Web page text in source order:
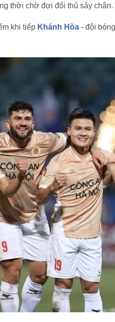
thời chờ đợi đối thủ sảy chân.
khi tiếp Khánh Hòa - đội